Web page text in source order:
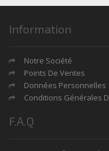
Information
Notre Société
Points De Ventes
Données Personnelles
Conditions Générales De Ventes
F.A.Q